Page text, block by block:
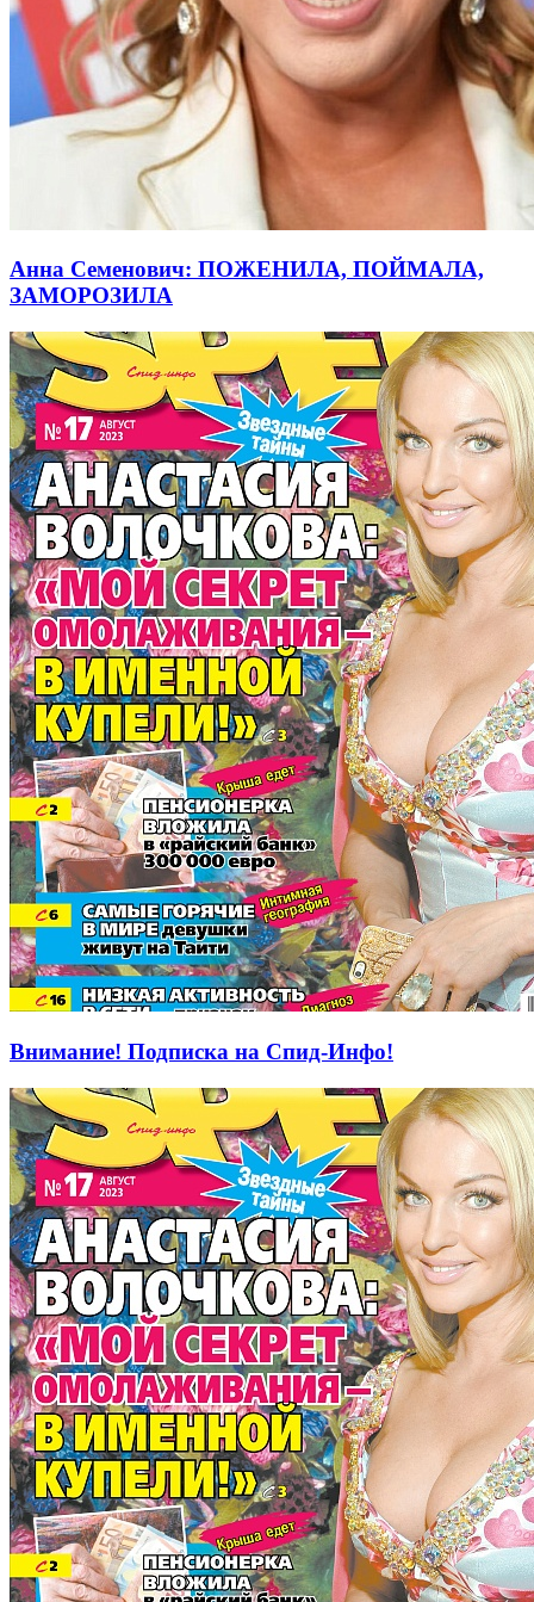
Анна Семенович: ПОЖЕНИЛА, ПОЙМАЛА,
ЗАМОРОЗИЛА
Внимание! Подписка на Спид-Инфо!